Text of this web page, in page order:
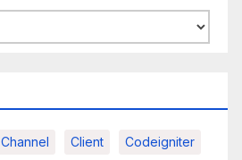
Channel Client Codeigniter